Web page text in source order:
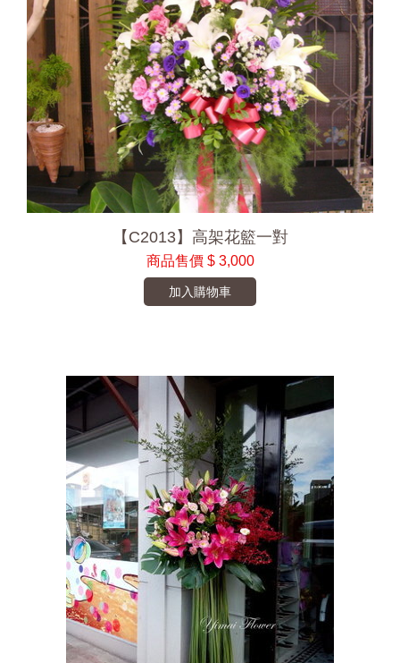
【C2013】高架花籃一對
商品售價 $ 3,000
加入購物車